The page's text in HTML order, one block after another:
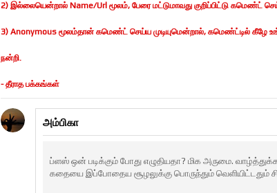
2) இல்லையென்றால் Name/Url மூலம், பேரை மட்டுமாவது குறிப்பிட்டு கமெண்ட்
3) Anonymous மூலம்தான் கமெண்ட் செய்ய முடியுமென்றால், கமெண்ட்டில் கீழே
நன்றி.
- தீராத பக்கங்கள்
அம்பிகா
ப்ளஸ் ஒன் படிக்கும் போது எழுதியதா? மிக அருமை.
கதையை இப்போதைய சூழலுக்கு பொருந்தும் வெளியிட்டதும்